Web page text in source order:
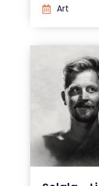
Art